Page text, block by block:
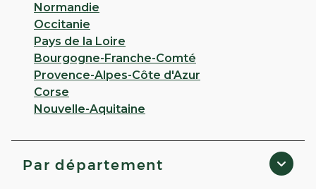
CHOISIR CETTE PHARMACIE
VOIR PLUS
Normandie
Occitanie
Pays de la Loire
Bourgogne-Franche-Comté
Provence-Alpes-Côte d'Azur
Corse
Nouvelle-Aquitaine
Par département